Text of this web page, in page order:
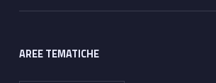
AREE TEMATICHE